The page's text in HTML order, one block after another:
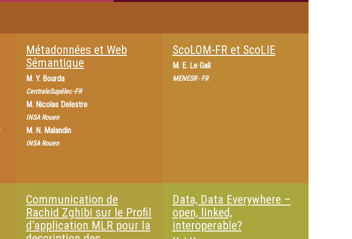
Métadonnées et Web
Sémantique
M. Y. Bourda
CentraleSupélec -FR
M. Nicolas Delestre
INSA Rouen
M. N. Malandin
INSA Rouen
ScoLOM-FR et ScoLIE
M. E. Le Gall
MENESR - FR
Communication de
Rachid Zghibi sur le Profil
d’application MLR pour la
Data, Data Everywhere –
open, linked,
interoperable?